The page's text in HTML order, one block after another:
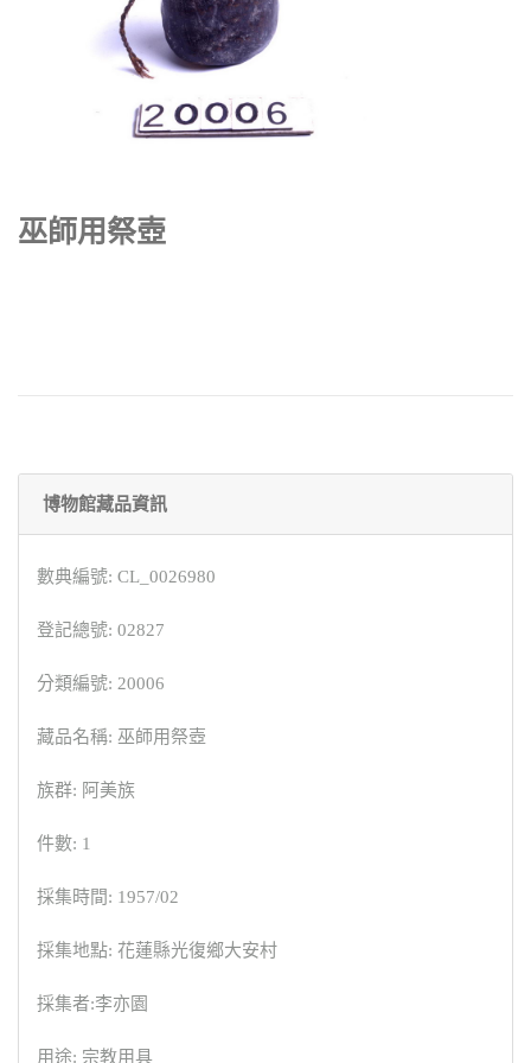
巫師用祭壺
博物館藏品資訊
數典編號: CL_0026980
登記總號: 02827
分類編號: 20006
藏品名稱: 巫師用祭壺
族群: 阿美族
件數: 1
採集時間: 1957/02
採集地點: 花蓮縣光復鄉大安村
採集者:李亦園
用途: 宗教用具